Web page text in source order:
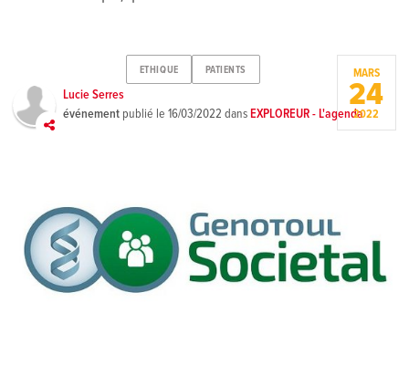
ETHIQUE PATIENTS
Lucie Serres
événement publié le16/03/2022 dansEXPLOREUR - L'agenda
MARS
24
2022